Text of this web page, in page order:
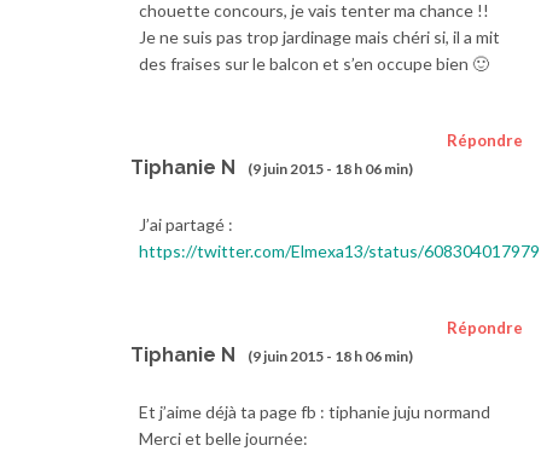
chouette concours, je vais tenter ma chance !!
Je ne suis pas trop jardinage mais chéri si, il a mit
des fraises sur le balcon et s’en occupe bien 🙂
Tiphanie N (9 juin 2015 - 18 h 06 min)
Répondre
J’ai partagé :
https://twitter.com/Elmexa13/status/
Tiphanie N (9 juin 2015 - 18 h 06 min)
Répondre
Et j’aime déjà ta page fb : tiphanie juju normand
Merci et belle journée: